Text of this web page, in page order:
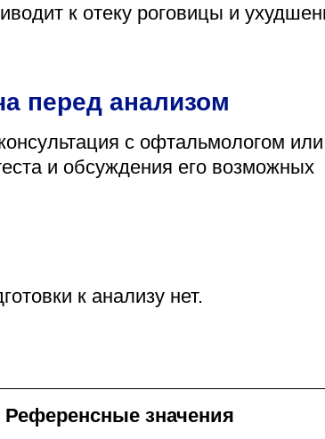
к отеку роговицы и
перед анализом
с офтальмологом или
и обсуждения его возможных
к анализу нет.
Референсные значения